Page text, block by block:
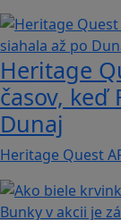
Heritage
časov, keď
Dunaj
Heritage Quest